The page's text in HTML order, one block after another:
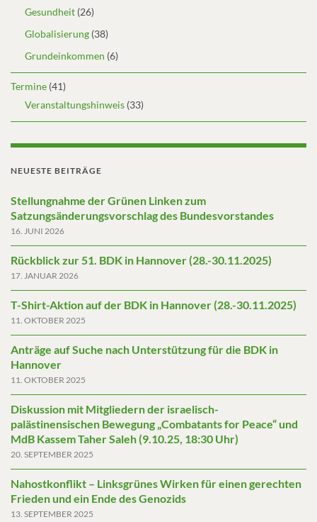
Gesundheit (26)
Globalisierung (38)
Grundeinkommen (6)
Termine (41)
Veranstaltungshinweis (33)
NEUESTE BEITRÄGE
Stellungnahme der Grünen Linken zum
Satzungsänderungsvorschlag des Bundesvorstandes
16. JUNI 2026
Rückblick zur 51. BDK in Hannover (28.-30.11.2025)
17. JANUAR 2026
T-Shirt-Aktion auf der BDK in Hannover (28.-30.11.2025)
11. OKTOBER 2025
Anträge auf Suche nach Unterstützung für die BDK in
Hannover
11. OKTOBER 2025
Diskussion mit Mitgliedern der israelisch-
palästinensischen Bewegung „Combatants for Peace“ und
MdB Kassem Taher Saleh (9.10.25, 18:30 Uhr)
20. SEPTEMBER 2025
Nahostkonflikt – Linksgrünes Wirken für einen gerechten
Frieden und ein Ende des Genozids
13. SEPTEMBER 2025